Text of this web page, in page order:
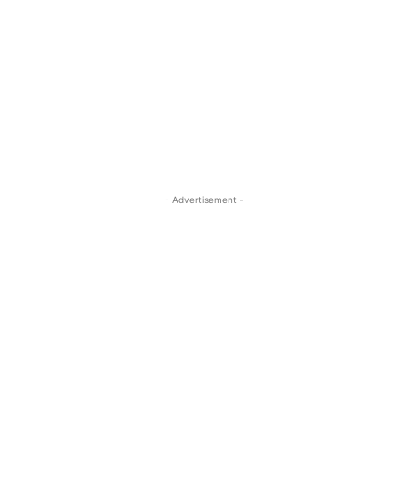
- Advertisement -